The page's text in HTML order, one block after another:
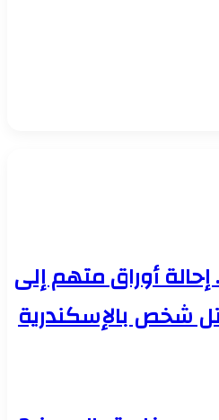
أوراق متهم إلى
شخص بالإسكندرية